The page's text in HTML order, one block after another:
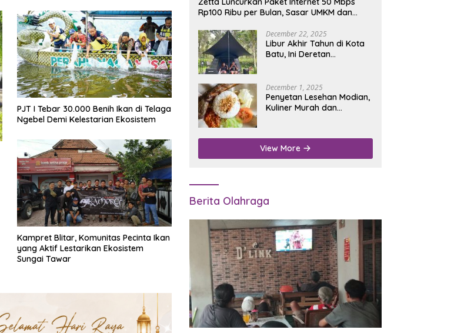
PJT I Tebar 30.000 Benih Ikan di Telaga
Ngebel Demi Kelestarian Ekosistem
Kampret Blitar, Komunitas Pecinta Ikan
yang Aktif Lestarikan Ekosistem
Sungai Tawar
Rp100 Ribu per Bulan, Sasar UMKM dan
December 22, 2025
Libur Akhir Tahun di Kota
Batu, Ini Deretan
December 1, 2025
Penyetan Lesehan Modian,
Kuliner Murah dan
Nganjuk
View More
Berita Olahraga